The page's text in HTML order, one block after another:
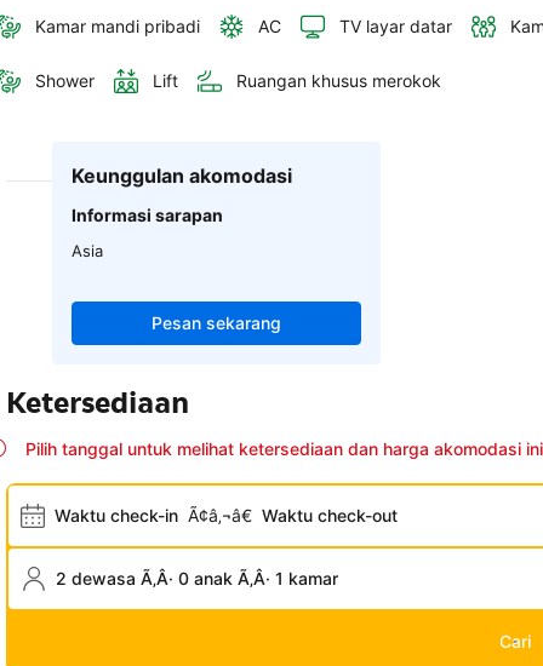
Kamar mandi pribadi AC TV layar datar
Shower Lift Ruangan khusus merokok
Keunggulan akomodasi
Informasi sarapan
Asia
Pesan sekarang
Ketersediaan
Pilih tanggal untuk melihat ketersediaan dan harga akomodasi ini
Waktu check-in Ã¢â‚¬â€ Waktu check-out
2 dewasa Ã‚Â· 0 anak Ã‚Â· 1 kamar
Cari